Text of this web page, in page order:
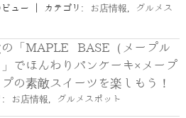
ュー カテゴリ: お店情報
グルメス
「MAPLE BASE（メープル
でほんわりパンケーキ×メープ
の素敵スイーツを楽しもう！
: お店情報, グルメスポット